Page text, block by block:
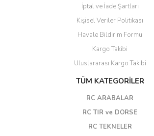
İptal ve İade Şartları
Kişisel Veriler Politikası
Havale Bildirim Formu
Kargo Takibi
Uluslararası Kargo Takibi
TÜM KATEGORİLER
RC ARABALAR
RC TIR ve DORSE
RC TEKNELER